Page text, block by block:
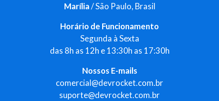
Marília/ São Paulo, Brasil
Horário de Funcionamento
Segunda à Sexta
das 8h as 12h e 13:30h as 17:30h
Nossos E-mails
comercial@devrocket.com.br
suporte@devrocket.com.br